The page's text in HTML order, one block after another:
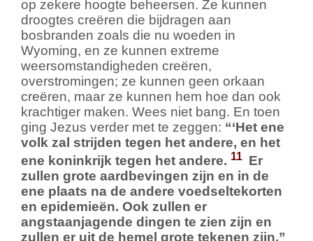
op zekere hoogte beheersen. Ze kunnen
droogtes creëren die bijdragen aan
bosbranden zoals die nu woeden in
Wyoming, en ze kunnen extreme
weersomstandigheden creëren,
overstromingen; ze kunnen geen orkaan
creëren, maar ze kunnen hem hoe dan ook
krachtiger maken. Wees niet bang. En toen
ging Jezus verder met te zeggen: “‘Het ene
volk zal strijden tegen het andere, en het
ene koninkrijk tegen het andere. 11 Er
zullen grote aardbevingen zijn en in de
ene plaats na de andere voedseltekorten
en epidemieën. Ook zullen er
angstaanjagende dingen te zien zijn en
zullen er uit de hemel grote tekenen zijn.”